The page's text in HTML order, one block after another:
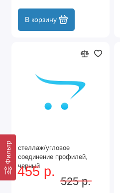
Фильтр
В корзину
стеллаж/угловое
соединение профилей,
черный
455 р.
525 р.